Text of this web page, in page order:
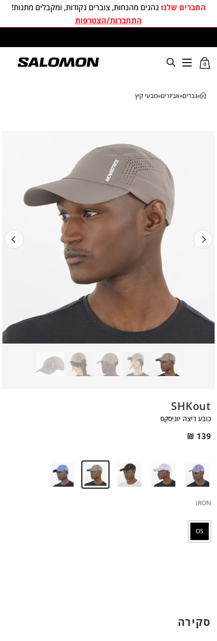
החברים שלנו נהנים מהנחות, צוברים נקודות, ומקבלים מתנות!
התחברות/הצטרפות
0
»גברים»אביזרים»כובעי קיץ
SHKout
כובע ריצה יוניסקס
₪ 139
IRON
OS
סקירה